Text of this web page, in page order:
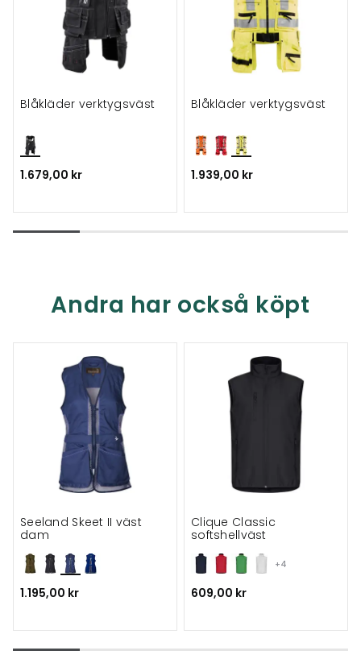
Blåkläder verktygsväst
1.679,00 kr
Blåkläder verktygsväst
1.939,00 kr
Andra har också köpt
Seeland Skeet II väst
dam
1.195,00 kr
+4
Clique Classic
softshellväst
609,00 kr